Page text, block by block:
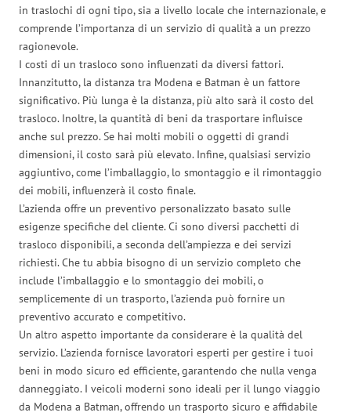
in traslochi di ogni tipo, sia a livello locale che internazionale, e
comprende l’importanza di un servizio di qualità a un prezzo
ragionevole.
I costi di un trasloco sono influenzati da diversi fattori.
Innanzitutto, la distanza tra Modena e Batman è un fattore
significativo. Più lunga è la distanza, più alto sarà il costo del
trasloco. Inoltre, la quantità di beni da trasportare influisce
anche sul prezzo. Se hai molti mobili o oggetti di grandi
dimensioni, il costo sarà più elevato. Infine, qualsiasi servizio
aggiuntivo, come l’imballaggio, lo smontaggio e il rimontaggio
dei mobili, influenzerà il costo finale.
L’azienda offre un preventivo personalizzato basato sulle
esigenze specifiche del cliente. Ci sono diversi pacchetti di
trasloco disponibili, a seconda dell’ampiezza e dei servizi
richiesti. Che tu abbia bisogno di un servizio completo che
include l’imballaggio e lo smontaggio dei mobili, o
semplicemente di un trasporto, l’azienda può fornire un
preventivo accurato e competitivo.
Un altro aspetto importante da considerare è la qualità del
servizio. L’azienda fornisce lavoratori esperti per gestire i tuoi
beni in modo sicuro ed efficiente, garantendo che nulla venga
danneggiato. I veicoli moderni sono ideali per il lungo viaggio
da Modena a Batman, offrendo un trasporto sicuro e affidabile